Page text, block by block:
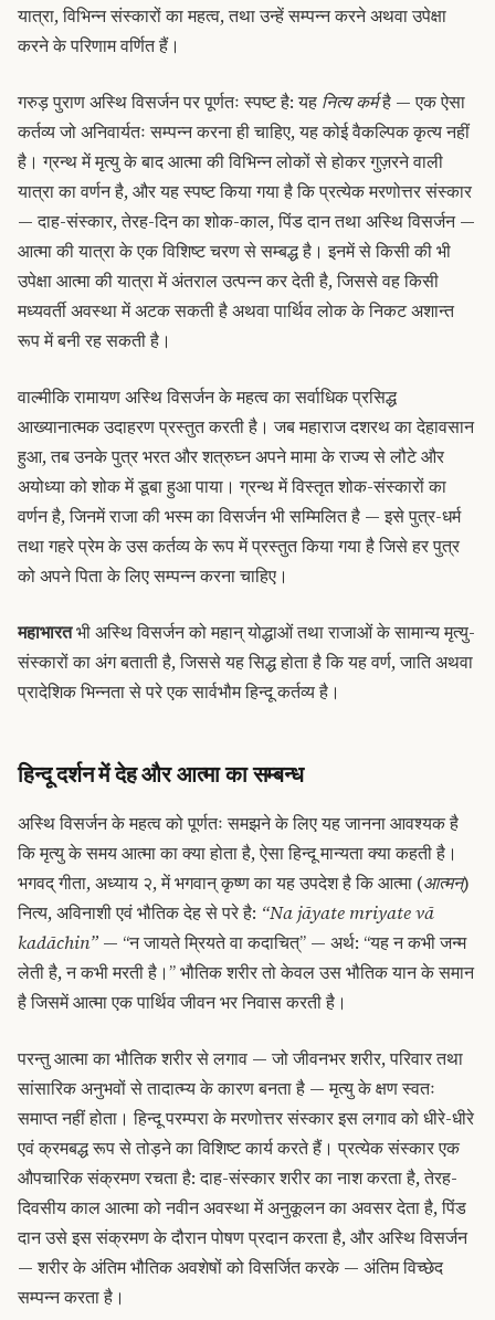
यात्रा, विभिन्न संस्कारों का महत्व, तथा उन्हें सम्पन्न करने अथवा उपेक्षा
करने के परिणाम वर्णित हैं।
गरुड़ पुराण अस्थि विसर्जन पर पूर्णतः स्पष्ट है: यह नित्य कर्महै — एक ऐसा
कर्तव्य जो अनिवार्यतः सम्पन्न करना ही चाहिए, यह कोई वैकल्पिक कृत्य नहीं
है। ग्रन्थ में मृत्यु के बाद आत्मा की विभिन्न लोकों से होकर गुज़रने वाली
यात्रा का वर्णन है, और यह स्पष्ट किया गया है कि प्रत्येक मरणोत्तर संस्कार
— दाह-संस्कार, तेरह-दिन का शोक-काल, पिंड दान तथा अस्थि विसर्जन —
आत्मा की यात्रा के एक विशिष्ट चरण से सम्बद्ध है। इनमें से किसी की भी
उपेक्षा आत्मा की यात्रा में अंतराल उत्पन्न कर देती है, जिससे वह किसी
मध्यवर्ती अवस्था में अटक सकती है अथवा पार्थिव लोक के निकट अशान्त
रूप में बनी रह सकती है।
वाल्मीकि रामायण अस्थि विसर्जन के महत्व का सर्वाधिक प्रसिद्ध
आख्यानात्मक उदाहरण प्रस्तुत करती है। जब महाराज दशरथ का देहावसान
हुआ, तब उनके पुत्र भरत और शत्रुघ्न अपने मामा के राज्य से लौटे और
अयोध्या को शोक में डूबा हुआ पाया। ग्रन्थ में विस्तृत शोक-संस्कारों का
वर्णन है, जिनमें राजा की भस्म का विसर्जन भी सम्मिलित है — इसे पुत्र-धर्म
तथा गहरे प्रेम के उस कर्तव्य के रूप में प्रस्तुत किया गया है जिसे हर पुत्र
को अपने पिता के लिए सम्पन्न करना चाहिए।
महाभारतभी अस्थि विसर्जन को महान् योद्धाओं तथा राजाओं के सामान्य मृत्यु-
संस्कारों का अंग बताती है, जिससे यह सिद्ध होता है कि यह वर्ण, जाति अथवा
प्रादेशिक भिन्नता से परे एक सार्वभौम हिन्दू कर्तव्य है।
हिन्दू दर्शन में देह और आत्मा का सम्बन्ध
अस्थि विसर्जन के महत्व को पूर्णतः समझने के लिए यह जानना आवश्यक है
कि मृत्यु के समय आत्मा का क्या होता है, ऐसा हिन्दू मान्यता क्या कहती है।
भगवद् गीता, अध्याय २, में भगवान् कृष्ण का यह उपदेश है कि आत्मा (आत्मन्)
नित्य, अविनाशी एवं भौतिक देह से परे है: “Na jāyate mriyate vā
kadāchin” — “न जायते म्रियते वा कदाचित्” — अर्थ: “यह न कभी जन्म
लेती है, न कभी मरती है।” भौतिक शरीर तो केवल उस भौतिक यान के समान
है जिसमें आत्मा एक पार्थिव जीवन भर निवास करती है।
परन्तु आत्मा का भौतिक शरीर से लगाव — जो जीवनभर शरीर, परिवार तथा
सांसारिक अनुभवों से तादात्म्य के कारण बनता है — मृत्यु के क्षण स्वतः
समाप्त नहीं होता। हिन्दू परम्परा के मरणोत्तर संस्कार इस लगाव को धीरे-धीरे
एवं क्रमबद्ध रूप से तोड़ने का विशिष्ट कार्य करते हैं। प्रत्येक संस्कार एक
औपचारिक संक्रमण रचता है: दाह-संस्कार शरीर का नाश करता है, तेरह-
दिवसीय काल आत्मा को नवीन अवस्था में अनुकूलन का अवसर देता है, पिंड
दान उसे इस संक्रमण के दौरान पोषण प्रदान करता है, और अस्थि विसर्जन
— शरीर के अंतिम भौतिक अवशेषों को विसर्जित करके — अंतिम विच्छेद
सम्पन्न करता है।